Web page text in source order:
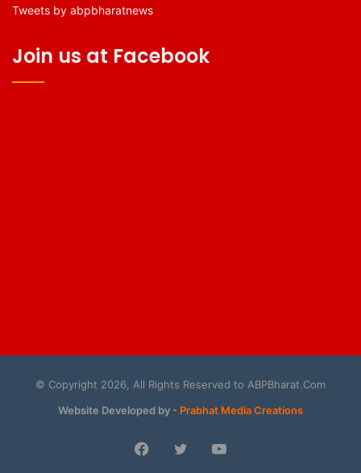
Tweets by abpbharatnews
Join us at Facebook
© Copyright 2026, All Rights Reserved to ABPBharat.Com
Website Developed by - Prabhat Media Creations
Facebook
TwitterYouTube